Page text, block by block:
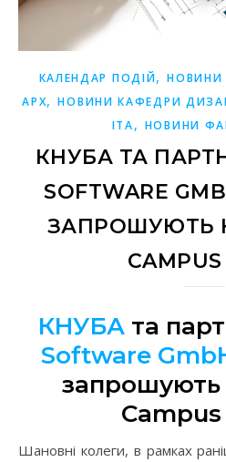
КАЛЕНДАР ПОДІЙ,НОВИНИ
АРХ,НОВИНИ КАФЕДРИ
ІТА, НОВИНИ
КНУБА ТА
SOFTWARE
ЗАПРОШУЮТЬ
КНУБАта
Software
запрошують
Шановні колеги, в рамках раніше підписаної угоди про